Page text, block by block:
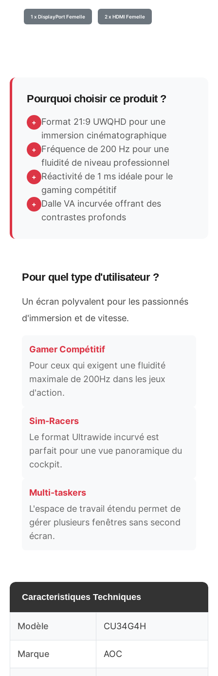
1 x DisplayPort Femelle 2 x HDMI Femelle
Pourquoi choisir ce produit ?
+
Format 21:9 UWQHD pour une
immersion cinématographique
+
Fréquence de 200 Hz pour une
fluidité de niveau professionnel
+
Réactivité de 1 ms idéale pour le
gaming compétitif
+
Dalle VA incurvée offrant des
contrastes profonds
Pour quel type d'utilisateur ?
Un écran polyvalent pour les passionnés
d'immersion et de vitesse.
Gamer Compétitif
Pour ceux qui exigent une fluidité
maximale de 200Hz dans les jeux
d'action.
Sim-Racers
Le format Ultrawide incurvé est
parfait pour une vue panoramique du
cockpit.
Multi-taskers
L'espace de travail étendu permet de
gérer plusieurs fenêtres sans second
écran.
Caracteristiques Techniques
Modèle CU34G4H
Marque AOC